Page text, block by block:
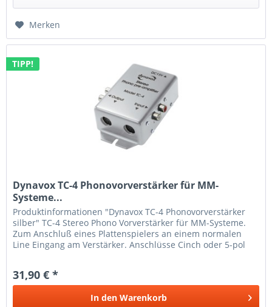
Merken
TIPP!
Dynavox TC-4 Phonovorverstärker für MM-
Systeme...
Produktinformationen "Dynavox TC-4 Phonovorverstärker
silber" TC-4 Stereo Phono Vorverstärker für MM-Systeme.
Zum Anschluß eines Plattenspielers an einem normalen
Line Eingang am Verstärker. Anschlüsse Cinch oder 5-pol
31,90 € *
In den Warenkorb